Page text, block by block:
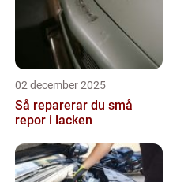
02 december 2025
Så reparerar du små
repor i lacken